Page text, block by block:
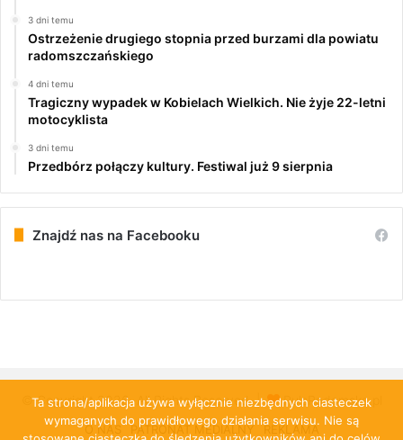
3 dni temu
Ostrzeżenie drugiego stopnia przed burzami dla powiatu
radomszczańskiego
4 dni temu
Tragiczny wypadek w Kobielach Wielkich. Nie żyje 22-letni
motocyklista
3 dni temu
Przedbórz połączy kultury. Festiwal już 9 sierpnia
Znajdź nas na Facebooku
© Copyright 2026, All Rights Reserved | PulsRadomska.pl
O NAS PATRONAT MEDIALNY REKLAMA
Ta strona/aplikacja używa wyłącznie niezbędnych ciasteczek
wymaganych do prawidłowego działania serwisu. Nie są